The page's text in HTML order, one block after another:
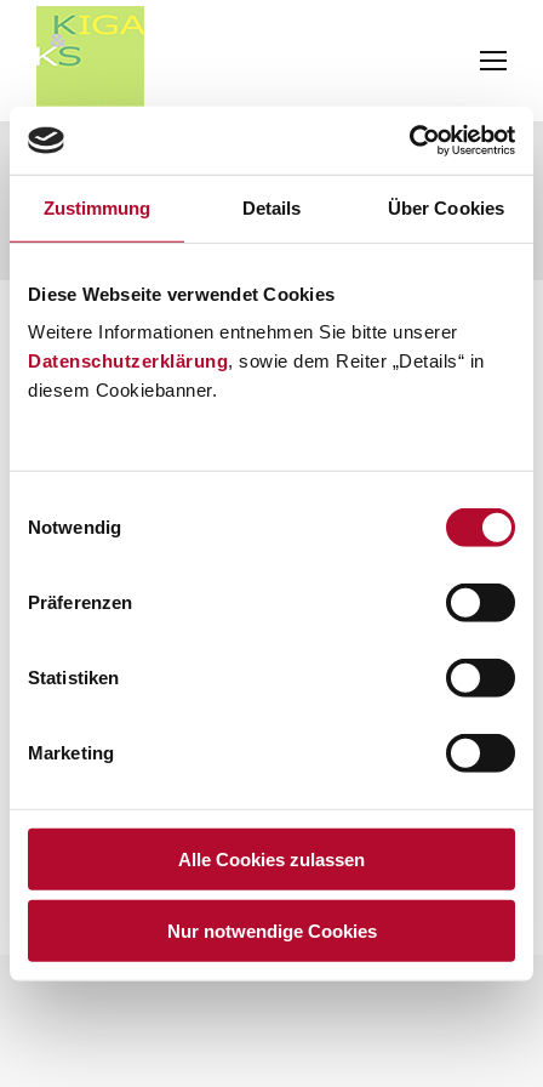
Zustimmung Details Über Cookies
Diese Webseite verwendet Cookies
Weitere Informationen entnehmen Sie bitte unserer
Datenschutzerklärung, sowie dem Reiter „Details“ in
diesem Cookiebanner.
Notwendig
Präferenzen
Statistiken
Marketing
Alle Cookies zulassen
Nur notwendige Cookies
Daily Archives:
7. November
2024
You are here:
Home 2024 November 07
Kindergartenjahr 2024/25 7. November 2024
Ein bisschen so wie Martin, möcht´ ich manchmal sein.